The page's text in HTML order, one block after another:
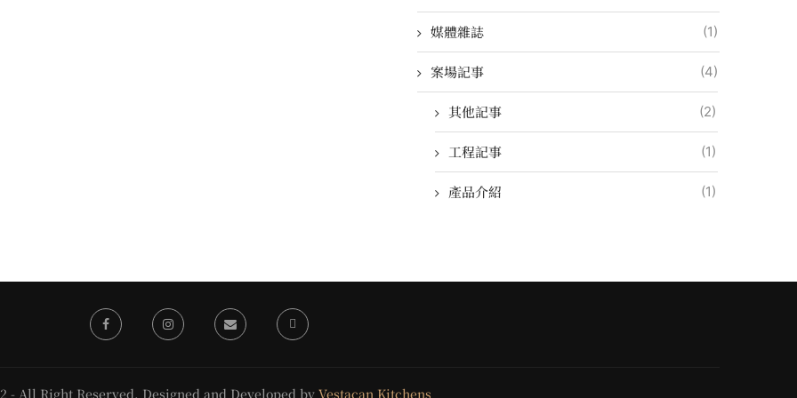
媒體雜誌 (1)
案場記事 (4)
其他記事 (2)
工程記事 (1)
產品介紹 (1)
- All Right Reserved. Designed and Developed by Vestacan Kitchens